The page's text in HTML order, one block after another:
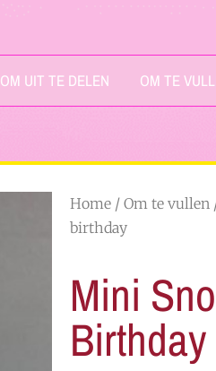
OM UIT TE DELEN OM TE
Home / Om te vullen
birthday
Mini
Birthday